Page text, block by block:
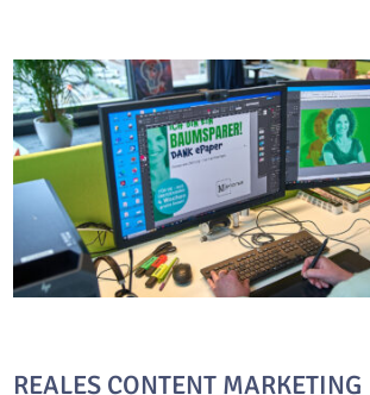
REALES CONTENT MARKETING